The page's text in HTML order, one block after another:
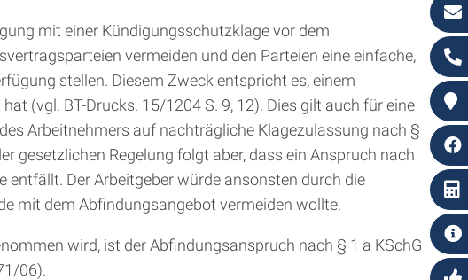
mit einer Kündigungsschutzklage vor dem
vermeiden und den Parteien eine einfache,
stellen. Diesem Zweck entspricht es, einem
(vgl. BT-Drucks. 15/1204 S. 9, 12). Dies gilt auch für eine
Arbeitnehmers auf nachträgliche Klagezulassung nach §
gesetzlichen Regelung folgt aber, dass ein Anspruch nach
Der Arbeitgeber würde ansonsten durch die
mit dem Abfindungsangebot vermeiden wollte.
wird, ist der Abfindungsanspruch nach § 1 a KSchG
06).